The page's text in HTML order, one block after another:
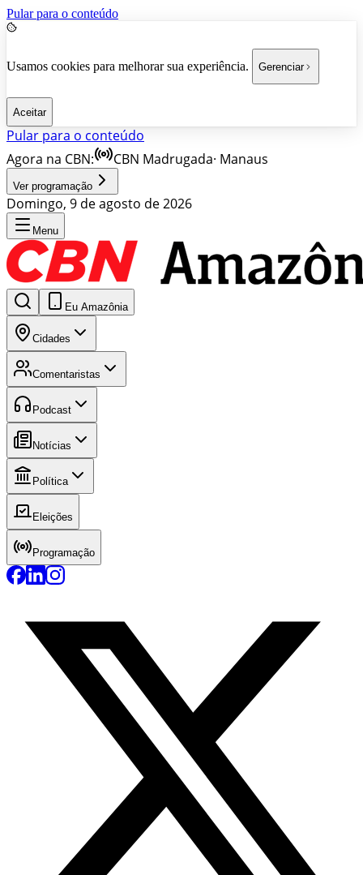
Pular para o conteúdo
Usamos cookies para melhorar sua experiência. Gerenciar
Aceitar
Pular para o conteúdo
Agora na CBN:
CBN Madrugada· Manaus
Ver programação
Domingo, 9 de agosto de 2026
Menu
Eu Amazônia
Cidades
Comentaristas
Podcast
Notícias
Política
Eleições
Programação